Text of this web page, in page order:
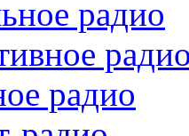
радио
радио